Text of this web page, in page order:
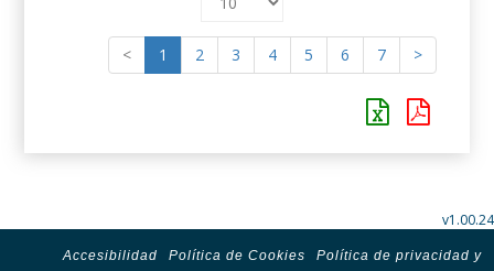
< 1 2 3 4 5 6 7 >
v1.00.24
Accesibilidad Política de Cookies
Política de privacidad y